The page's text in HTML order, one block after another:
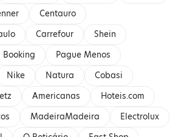
Centauro
Carrefour
Shein
Booking
Pague Menos
Nike Natura
Cobasi
Americanas
Hoteis.com
MadeiraMadeira
Electrolux